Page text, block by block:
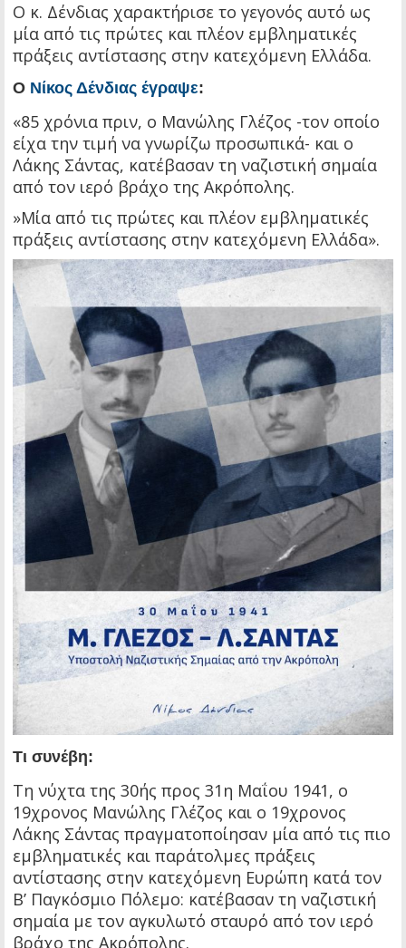
Ο κ. Δένδιας χαρακτήρισε το γεγονός αυτό ως
μία από τις πρώτες και πλέον εμβληματικές
πράξεις αντίστασης στην κατεχόμενη Ελλάδα.
Ο Νίκος Δένδιας έγραψε:
«85 χρόνια πριν, ο Μανώλης Γλέζος -τον οποίο
είχα την τιμή να γνωρίζω προσωπικά- και ο
Λάκης Σάντας, κατέβασαν τη ναζιστική σημαία
από τον ιερό βράχο της Ακρόπολης.
»Μία από τις πρώτες και πλέον εμβληματικές
πράξεις αντίστασης στην κατεχόμενη Ελλάδα».
Τι συνέβη:
Τη νύχτα της 30ής προς 31η Μαΐου 1941, ο
19χρονος Μανώλης Γλέζος και ο 19χρονος
Λάκης Σάντας πραγματοποίησαν μία από τις πιο
εμβληματικές και παράτολμες πράξεις
αντίστασης στην κατεχόμενη Ευρώπη κατά τον
Β’ Παγκόσμιο Πόλεμο: κατέβασαν τη ναζιστική
σημαία με τον αγκυλωτό σταυρό από τον ιερό
βράχο της Ακρόπολης.